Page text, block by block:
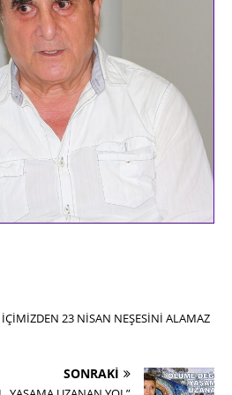
İÇİMİZDEN 23 NİSAN NEŞESİNİ ALAMAZ
SONRAKI